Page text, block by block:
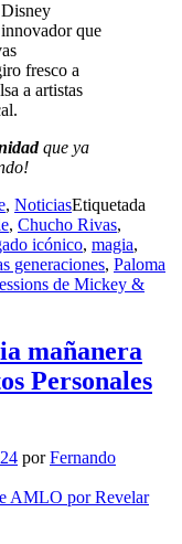
que
fresco a
a artistas
que ya
, NoticiasEtiquetada
, Chucho Rivas,
icónico, magia,
generaciones, Paloma
de Mickey &
mañanera
Personales
porFernando